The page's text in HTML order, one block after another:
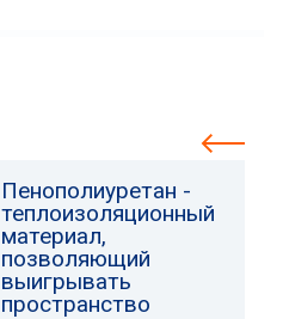
Пенополиуретан -
теплоизоляционный
материал,
позволяющий
выигрывать
пространство